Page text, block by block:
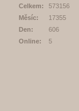
Online: 5
Celkem:
573156
Měsíc:
17355
Den:
606